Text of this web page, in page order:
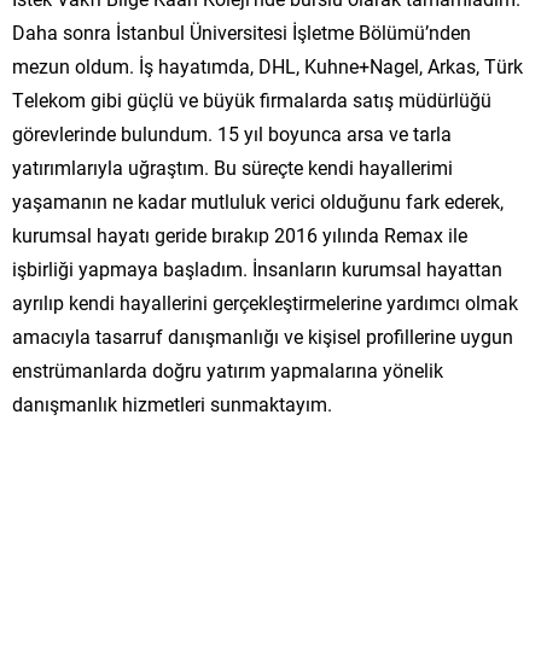
Daha sonra İstanbul Üniversitesi İşletme Bölümü’nden
mezun oldum. İş hayatımda, DHL, Kuhne+Nagel, Arkas, Türk
Telekom gibi güçlü ve büyük firmalarda satış müdürlüğü
görevlerinde bulundum. 15 yıl boyunca arsa ve tarla
yatırımlarıyla uğraştım. Bu süreçte kendi hayallerimi
yaşamanın ne kadar mutluluk verici olduğunu fark ederek,
kurumsal hayatı geride bırakıp 2016 yılında Remax ile
işbirliği yapmaya başladım. İnsanların kurumsal hayattan
ayrılıp kendi hayallerini gerçekleştirmelerine yardımcı olmak
amacıyla tasarruf danışmanlığı ve kişisel profillerine uygun
enstrümanlarda doğru yatırım yapmalarına yönelik
danışmanlık hizmetleri sunmaktayım.